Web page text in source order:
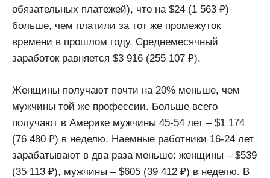
обязательных платежей), что на $24 (1 563 ₽)
больше, чем платили за тот же промежуток
времени в прошлом году. Среднемесячный
заработок равняется $3 916 (255 107 ₽).
Женщины получают почти на 20% меньше, чем
мужчины той же профессии. Больше всего
получают в Америке мужчины 45-54 лет – $1 174
(76 480 ₽) в неделю. Наемные работники 16-24 лет
зарабатывают в два раза меньше: женщины – $539
(35 113 ₽), мужчины – $605 (39 412 ₽) в неделю. В